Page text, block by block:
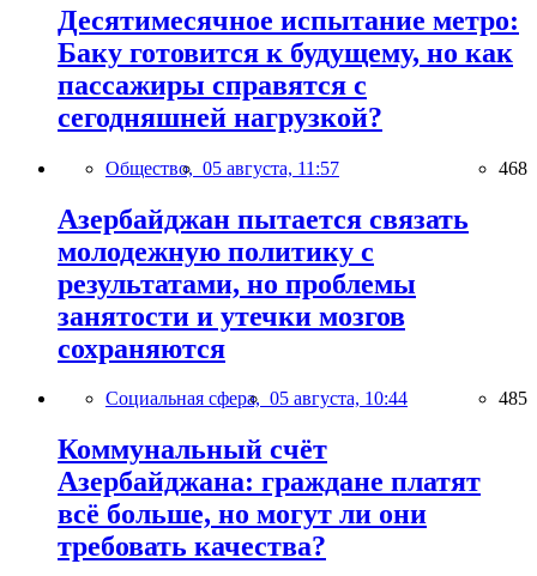
Десятимесячное испытание метро:
Баку готовится к будущему, но как
пассажиры справятся с
сегодняшней нагрузкой?
Общество, 05 августа, 11:57 468
Азербайджан пытается связать
молодежную политику с
результатами, но проблемы
занятости и утечки мозгов
сохраняются
Социальная сфера, 05 августа, 10:44 485
Коммунальный счёт
Азербайджана: граждане платят
всё больше, но могут ли они
требовать качества?